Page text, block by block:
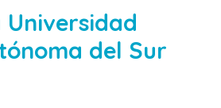
Universidad
del Sur